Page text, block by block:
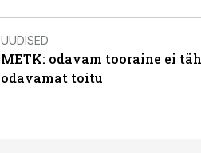
UUDISED
METK: odavam tooraine ei
odavamat toitu